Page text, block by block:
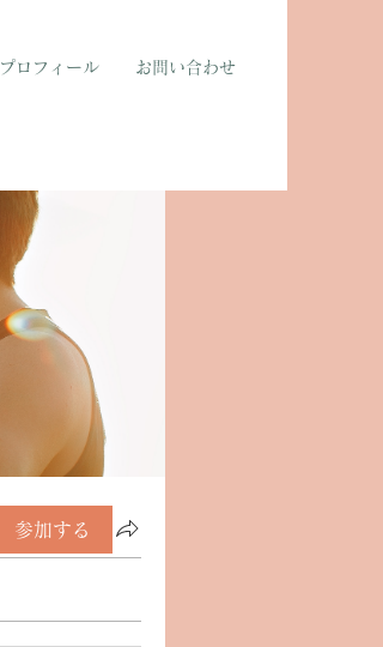
プロフィール お問い合わせ
参加する